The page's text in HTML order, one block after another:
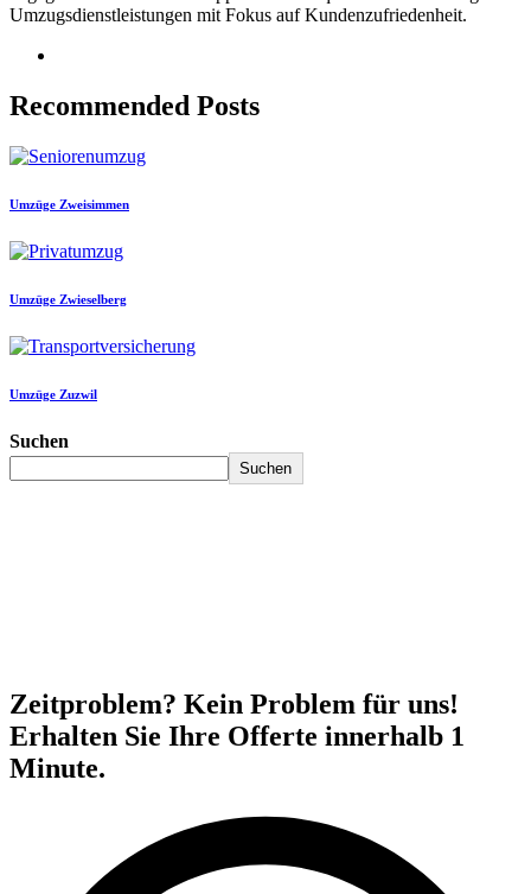
Umzugsdienstleistungen mit Fokus auf Kundenzufriedenheit.
Recommended Posts
Umzüge Zweisimmen
Umzüge Zwieselberg
Umzüge Zuzwil
Suchen
Suchen
Zeitproblem? Kein Problem für uns!
Erhalten Sie Ihre Offerte innerhalb 1
Minute.